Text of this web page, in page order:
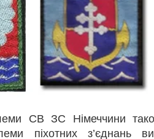
СВ ЗС Німеччини
піхотних з’єднань